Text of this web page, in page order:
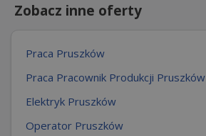
Zobacz inne oferty
Praca Pruszków
Praca Pracownik Produkcji Pruszków
Elektryk Pruszków
Operator Pruszków